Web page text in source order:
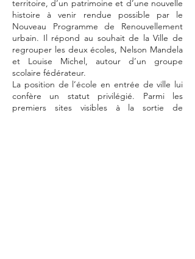
territoire, d’un patrimoine et d’une nouvelle
histoire à venir rendue possible par le
Nouveau Programme de Renouvellement
urbain. Il répond au souhait de la Ville de
regrouper les deux écoles, Nelson Mandela
et Louise Michel, autour d’un groupe
scolaire fédérateur.
La position de l’école en entrée de ville lui
confère un statut privilégié. Parmi les
premiers sites visibles à la sortie de